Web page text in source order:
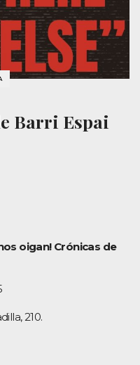
Barri Espai
oigan! Crónicas de
210.